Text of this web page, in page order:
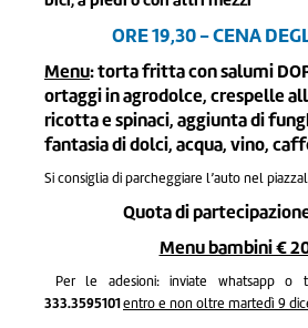
ORE 19,30 - CENA
Menu: torta fritta con salumi
ortaggi in agrodolce, crespelle
ricotta e spinaci, aggiunta di
fantasia di dolci, acqua, vino,
Si consiglia di parcheggiare l’auto nel
Quota di
Menu bambini €
Per le adesioni: inviate whatsapp o
333.3595101entro e non oltre martedì 9